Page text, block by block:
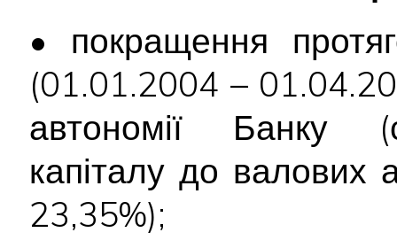
• покращення
(01.01.2004 –
автономії Банку
капіталу до валових
23,35%);